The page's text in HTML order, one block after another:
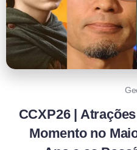
CCXP26 |
Momento no